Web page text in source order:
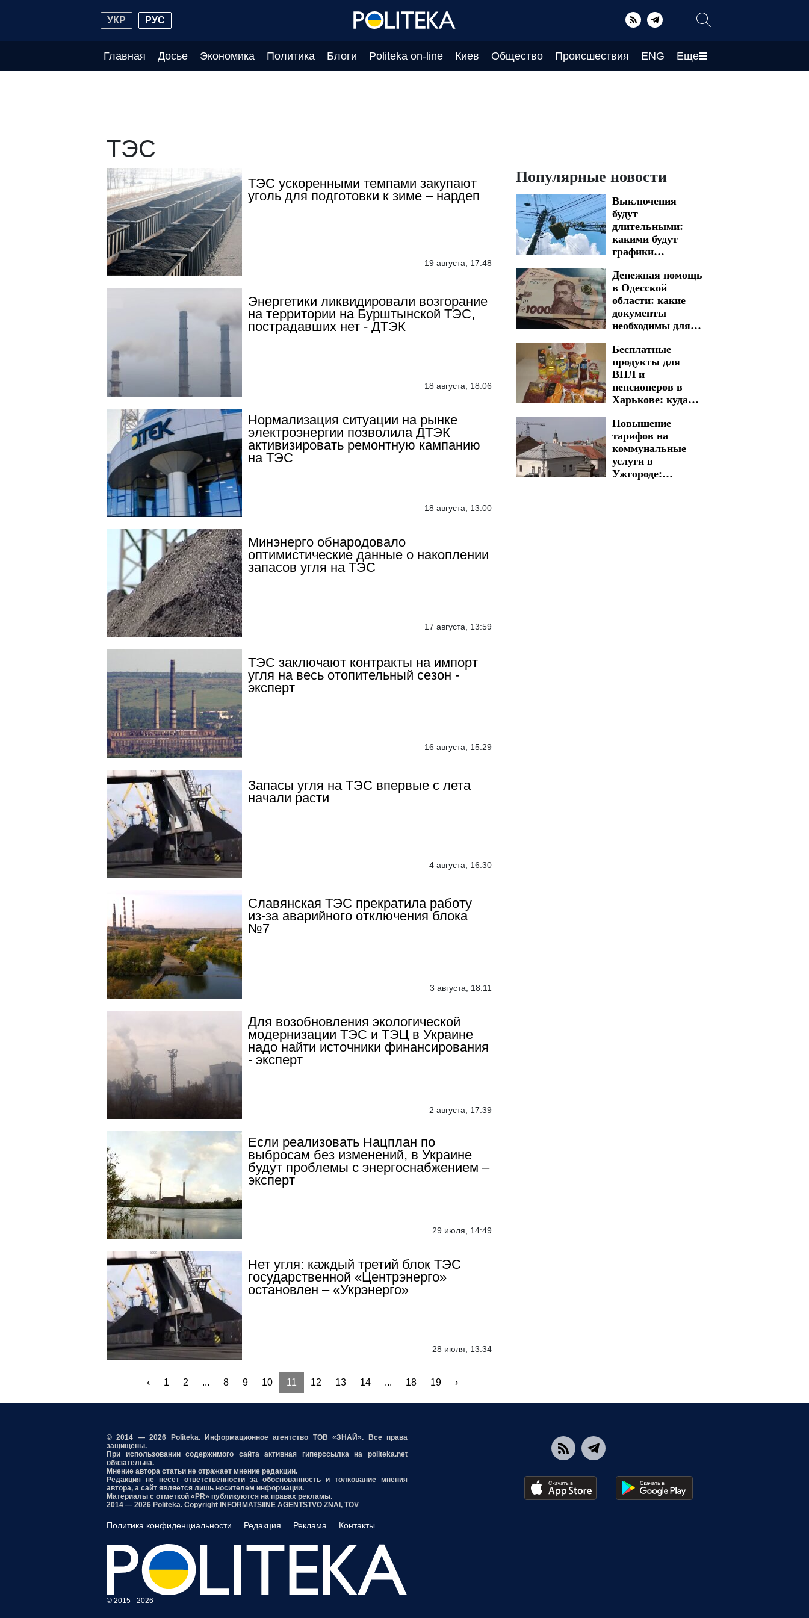
УКР РУС
Главная Досье Экономика Политика Блоги Politeka on-line Киев Общество Происшествия ENG Еще
ТЭС
ТЭС ускоренными темпами закупают
уголь для подготовки к зиме – нардеп
19 августа, 17:48
Энергетики ликвидировали возгорание
на территории на Бурштынской ТЭС,
пострадавших нет - ДТЭК
18 августа, 18:06
Нормализация ситуации на рынке
электроэнергии позволила ДТЭК
активизировать ремонтную кампанию
на ТЭС
18 августа, 13:00
Минэнерго обнародовало
оптимистические данные о накоплении
запасов угля на ТЭС
17 августа, 13:59
ТЭС заключают контракты на импорт
угля на весь отопительный сезон -
эксперт
16 августа, 15:29
Запасы угля на ТЭС впервые с лета
начали расти
4 августа, 16:30
Славянская ТЭС прекратила работу
из-за аварийного отключения блока
№7
3 августа, 18:11
Для возобновления экологической
модернизации ТЭС и ТЭЦ в Украине
надо найти источники финансирования
- эксперт
2 августа, 17:39
Если реализовать Нацплан по
выбросам без изменений, в Украине
будут проблемы с энергоснабжением –
эксперт
29 июля, 14:49
Нет угля: каждый третий блок ТЭС
государственной «Центрэнерго»
остановлен – «Укрэнерго»
28 июля, 13:34
‹ 1 2 ... 8 9 10 11 12 13 14 ... 18 19 ›
Популярные новости
Выключения
будут
длительными:
какими будут
графики
в Запорожье на 7
августа
Денежная помощь
в Одесской
области: какие
документы
необходимы для
получения
Бесплатные
продукты для
ВПЛ и
пенсионеров в
Харькове: куда
получения
жизненно важной
помощи
Повышение
тарифов на
коммунальные
услуги в
Ужгороде:
© 2014 — 2026 Politeka. Информационное агентство ТОВ «ЗНАЙ». Все права
защищены.
При использовании содержимого сайта активная гиперссылка на politeka.net
обязательна.
Мнение автора статьи не отражает мнение редакции.
Редакция не несет ответственности за обоснованность и толкование мнения
автора, а сайт является лишь носителем информации.
Материалы с отметкой «PR» публикуются на правах рекламы.
2014 — 2026 Politeka. Copyright INFORMATSIINE AGENTSTVO ZNAI, TOV
Политика конфиденциальности Редакция Реклама Контакты
© 2015 - 2026